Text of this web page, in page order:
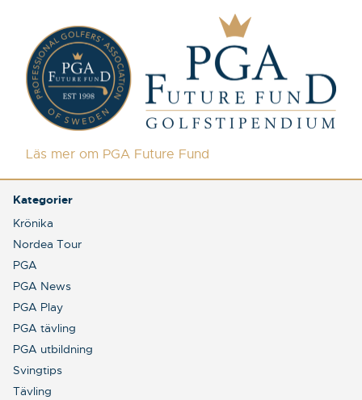
Läs mer om PGA Future Fund
Kategorier
Krönika
Nordea Tour
PGA
PGA News
PGA Play
PGA tävling
PGA utbildning
Svingtips
Tävling